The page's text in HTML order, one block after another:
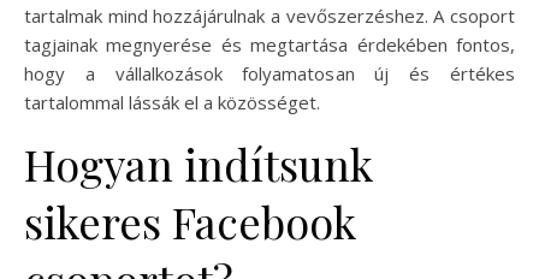
tartalmak mind hozzájárulnak a vevőszerzéshez. A csoport
tagjainak megnyerése és megtartása érdekében fontos,
hogy a vállalkozások folyamatosan új és értékes
tartalommal lássák el a közösséget.
Hogyan indítsunk
sikeres Facebook